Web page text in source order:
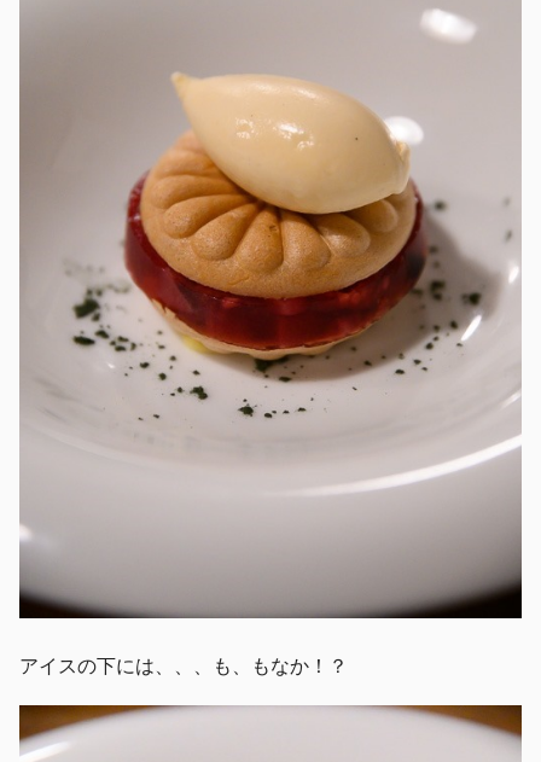
アイスの下には、、、も、もなか！？